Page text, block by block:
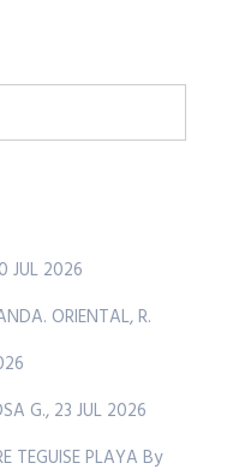
JUL 2026
ORIENTAL, R.
G., 23 JUL 2026
TEGUISE PLAYA By